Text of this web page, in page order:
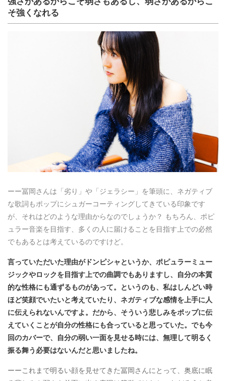
そ強くなれる
ーー冨岡さんは「劣り」や「ジェラシー」を筆頭に、ネガティブ
な歌詞もポップにシュガーコーティングしてきている印象です
が、それはどのような理由からなのでしょうか？ もちろん、ポピ
ュラー音楽を目指す、多くの人に届けることを目指す上での必然
でもあるとは考えているのですけど。
言っていただいた理由がドンピシャというか、ポピュラーミュー
ジックやロックを目指す上での曲調でもありますし、自分の本質
的な性格にも通ずるものがあって。というのも、私はしんどい時
ほど笑顔でいたいと考えていたり、ネガティブな感情を上手に人
に伝えられないんですよ。だから、そういう悲しみをポップに伝
えていくことが自分の性格にも合っていると思っていた。でも今
回のカバーで、自分の弱い一面を見せる時には、無理して明るく
振る舞う必要はないんだと思いましたね。
ーーこれまで明るい顔を見せてきた冨岡さんにとって、奥底に眠